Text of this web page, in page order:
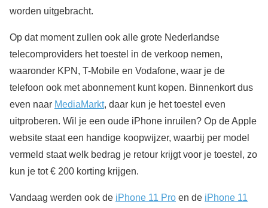
worden uitgebracht.
Op dat moment zullen ook alle grote Nederlandse
telecomproviders het toestel in de verkoop nemen,
waaronder KPN, T-Mobile en Vodafone, waar je de
telefoon ook met abonnement kunt kopen. Binnenkort dus
even naar MediaMarkt, daar kun je het toestel even
uitproberen. Wil je een oude iPhone inruilen? Op de Apple
website staat een handige koopwijzer, waarbij per model
vermeld staat welk bedrag je retour krijgt voor je toestel, zo
kun je tot € 200 korting krijgen.
Vandaag werden ook de iPhone 11 Pro en de iPhone 11